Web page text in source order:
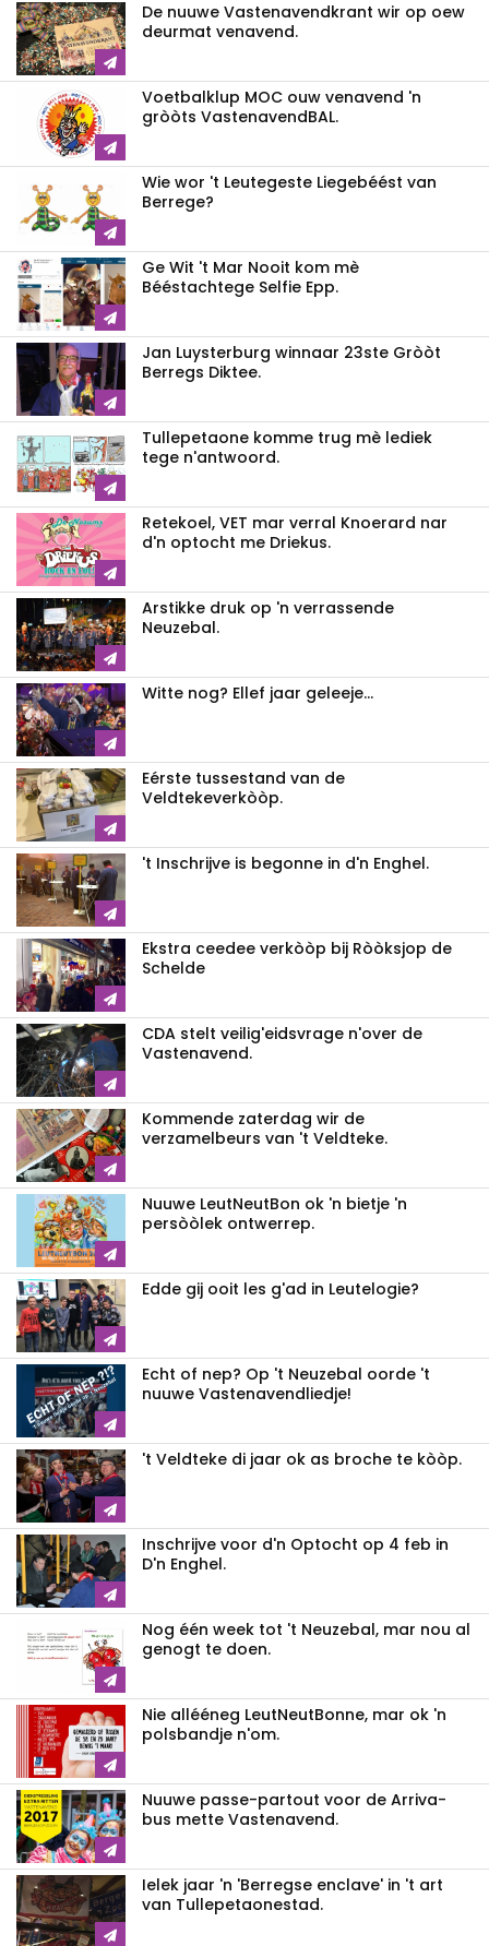
De nuuwe Vastenavendkrant wir op oew
deurmat venavend.
Voetbalklup MOC ouw venavend 'n
gròòts VastenavendBAL.
Wie wor 't Leutegeste Liegebéést van
Berrege?
Ge Wit 't Mar Nooit kom mè
Bééstachtege Selfie Epp.
Jan Luysterburg winnaar 23ste Gròòt
Berregs Diktee.
Tullepetaone komme trug mè lediek
tege n'antwoord.
Retekoel, VET mar verral Knoerard nar
d'n optocht me Driekus.
Arstikke druk op 'n verrassende
Neuzebal.
Witte nog? Ellef jaar geleeje...
Eérste tussestand van de
Veldtekeverkòòp.
't Inschrijve is begonne in d'n Enghel.
Ekstra ceedee verkòòp bij Ròòksjop de
Schelde
CDA stelt veilig'eidsvrage n'over de
Vastenavend.
Kommende zaterdag wir de
verzamelbeurs van 't Veldteke.
Nuuwe LeutNeutBon ok 'n bietje 'n
persòòlek ontwerrep.
Edde gij ooit les g'ad in Leutelogie?
Echt of nep? Op 't Neuzebal oorde 't
nuuwe Vastenavendliedje!
't Veldteke di jaar ok as broche te kòòp.
Inschrijve voor d'n Optocht op 4 feb in
D'n Enghel.
Nog één week tot 't Neuzebal, mar nou al
genogt te doen.
Nie allééneg LeutNeutBonne, mar ok 'n
polsbandje n'om.
Nuuwe passe-partout voor de Arriva-
bus mette Vastenavend.
Ielek jaar 'n 'Berregse enclave' in 't art
van Tullepetaonestad.